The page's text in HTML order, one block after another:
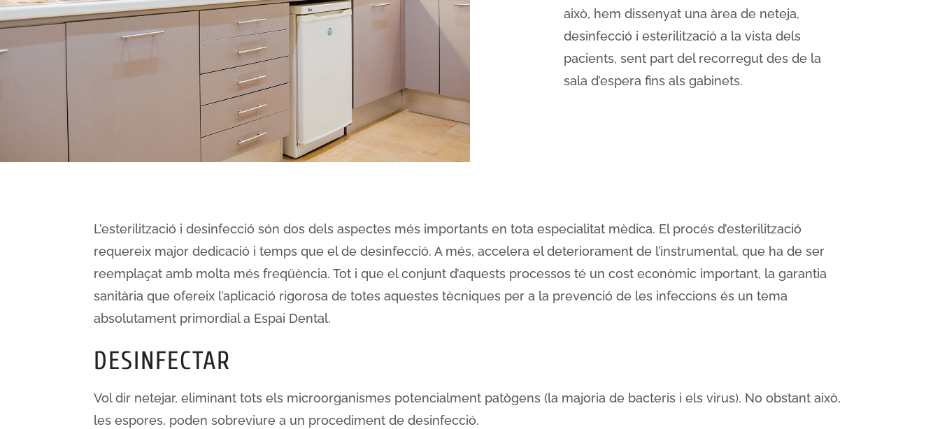
això, hem dissenyat una àrea de neteja,
desinfecció i esterilització a la vista dels
pacients, sent part del recorregut des de la
sala d’espera fins als gabinets.
L’esterilització i desinfecció són dos dels aspectes més importants en tota especialitat mèdica. El procés d’esterilització
requereix major dedicació i temps que el de desinfecció. A més, accelera el deteriorament de l’instrumental, que ha de ser
reemplaçat amb molta més freqüència. Tot i que el conjunt d’aquests processos té un cost econòmic important, la garantia
sanitària que ofereix l’aplicació rigorosa de totes aquestes tècniques per a la prevenció de les infeccions és un tema
absolutament primordial a Espai Dental.
DESINFECTAR
Vol dir netejar, eliminant tots els microorganismes potencialment patògens (la majoria de bacteris i els virus). No obstant això,
les espores, poden sobreviure a un procediment de desinfecció.